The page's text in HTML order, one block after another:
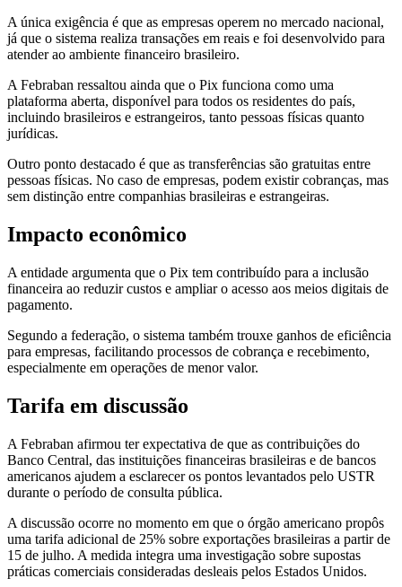
A única exigência é que as empresas operem no mercado nacional,
já que o sistema realiza transações em reais e foi desenvolvido para
atender ao ambiente financeiro brasileiro.
A Febraban ressaltou ainda que o Pix funciona como uma
plataforma aberta, disponível para todos os residentes do país,
incluindo brasileiros e estrangeiros, tanto pessoas físicas quanto
jurídicas.
Outro ponto destacado é que as transferências são gratuitas entre
pessoas físicas. No caso de empresas, podem existir cobranças, mas
sem distinção entre companhias brasileiras e estrangeiras.
Impacto econômico
A entidade argumenta que o Pix tem contribuído para a inclusão
financeira ao reduzir custos e ampliar o acesso aos meios digitais de
pagamento.
Segundo a federação, o sistema também trouxe ganhos de eficiência
para empresas, facilitando processos de cobrança e recebimento,
especialmente em operações de menor valor.
Tarifa em discussão
A Febraban afirmou ter expectativa de que as contribuições do
Banco Central, das instituições financeiras brasileiras e de bancos
americanos ajudem a esclarecer os pontos levantados pelo USTR
durante o período de consulta pública.
A discussão ocorre no momento em que o órgão americano propôs
uma tarifa adicional de 25% sobre exportações brasileiras a partir de
15 de julho. A medida integra uma investigação sobre supostas
práticas comerciais consideradas desleais pelos Estados Unidos.